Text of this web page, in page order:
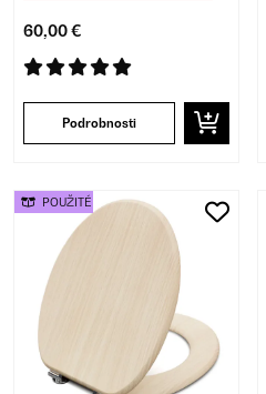
60,00 €
Podrobnosti
POUŽITÉ